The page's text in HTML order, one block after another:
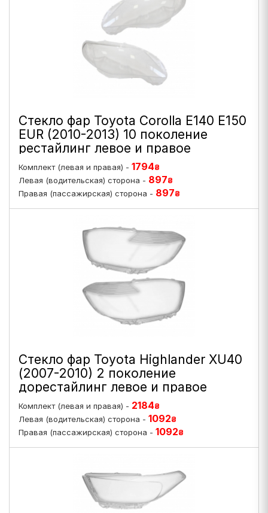
Стекло фар Toyota Corolla E140 E150
EUR (2010-2013) 10 поколение
рестайлинг левое и правое
Комплект (левая и правая) - 1794₴
Левая (водительская) сторона - 897₴
Правая (пассажирская) сторона - 897₴
Стекло фар Toyota Highlander XU40
(2007-2010) 2 поколение
дорестайлинг левое и правое
Комплект (левая и правая) - 2184₴
Левая (водительская) сторона - 1092₴
Правая (пассажирская) сторона - 1092₴